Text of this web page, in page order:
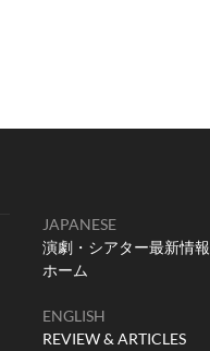
JAPANESE
演劇・シアター最新情報
ホーム
ENGLISH
REVIEW & ARTICLES